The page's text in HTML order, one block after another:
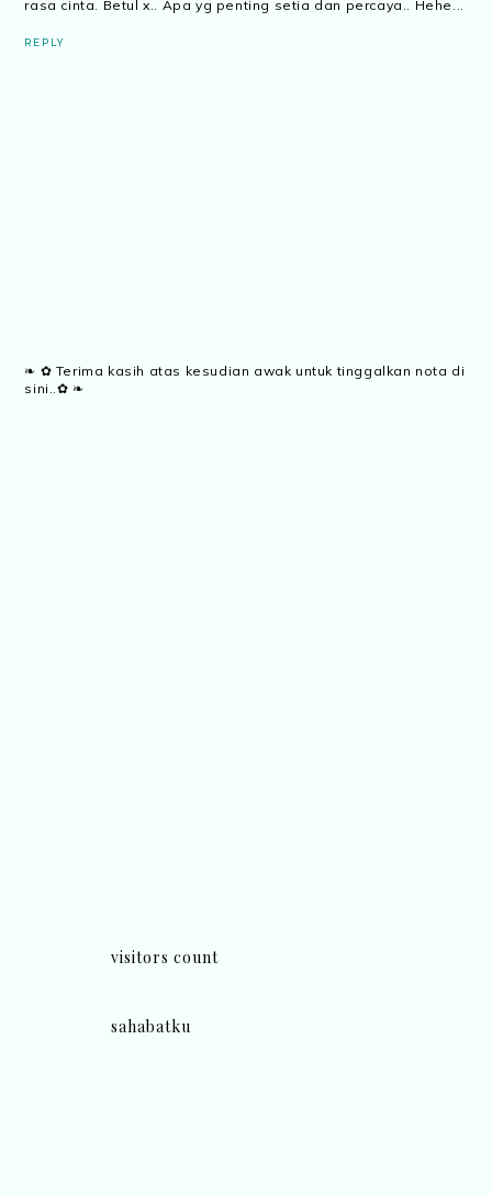
rasa cinta. Betul x.. Apa yg penting setia dan percaya.. Hehe...
REPLY
❧ ✿ Terima kasih atas kesudian awak untuk tinggalkan nota di
sini..✿ ❧
visitors count
sahabatku